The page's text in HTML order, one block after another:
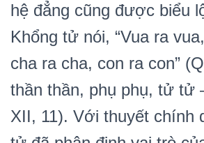
hệ đẳng cũng được biểu
Khổng tử nói, “Vua ra
cha ra cha, con ra con”
thần thần, phụ phụ, tử tử
XII, 11). Với thuyết chính